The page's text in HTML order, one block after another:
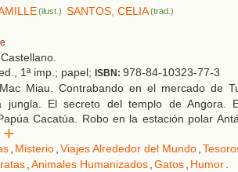
(ilust.) SANTOS, CELIA(trad.)
1ª imp.; papel; ISBN: 978-84-10323-77-3
Miau. Contrabando en el mercado de
jungla. El secreto del templo de Angora.
Cacatúa. Robo en la estación polar
, Misterio,Viajes Alrededor del Mundo,
,Animales Humanizados,Gatos, Humor.